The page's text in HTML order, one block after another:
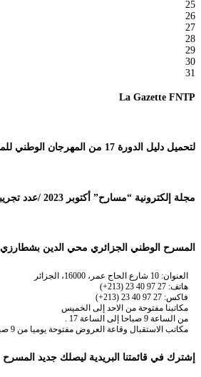
25
26
27
28
29
30
31
La Gazette FNTP
لتحميل دليل الدورة 17 من المهرجان الوطني للمسرح المحترف
مجلة إلكترونية “مسارح” أكتوبر 2023 /عدد تجريبي
المسرح الوطني الجزائري محي الدين بشطارزي
العنوان: 10 شارع الحاج عمر، 16000، الجزائر
هاتف: 27 97 40 23 (213+)
فاكس: 27 97 40 23 (213+)
مكاتبنا مفتوحة من الاحد إلى الخميس
من الساعة 9 صباحا إلى الساعة 17 .
مكاتب الاستقبال وقاعة العروض مفتوحة يوميا من 9 صباحا إلى غاية نهاية العروض.
إشترك في قائمتنا البريدية ليصلك جديد المسرح